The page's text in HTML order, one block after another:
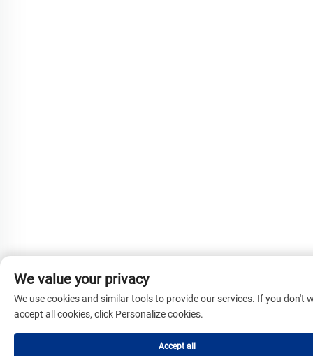
We value your privacy
We use cookies and similar tools to provide our services. If you don't
accept all cookies, click Personalize cookies.
Accept all